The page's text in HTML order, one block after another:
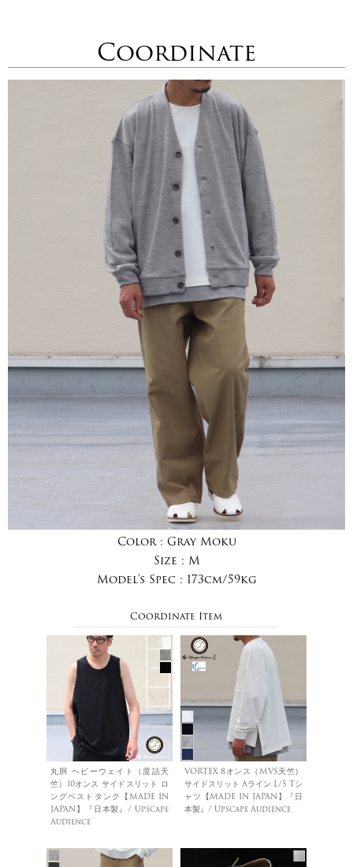
Coordinate
Color : Gray Moku
Size : M
Model's Spec : 173cm/59kg
Coordinate Item
丸胴 ヘビーウェイト（度詰天
竺）10オンス サイドスリット ロ
ングベストタンク【MADE IN
JAPAN】『日本製』/ Upscape
Audience
VORTEX 8オンス（MVS天竺）
サイドスリット Aライン L/S Tシ
ャツ【MADE IN JAPAN】『日
本製』/ Upscape Audience